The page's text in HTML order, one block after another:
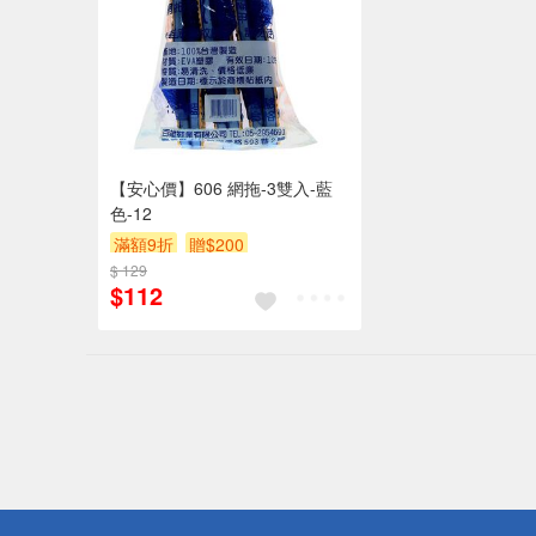
【安心價】606 網拖-3雙入-藍
色-12
滿額9折
贈$200
$ 129
$112
詐騙網頁！